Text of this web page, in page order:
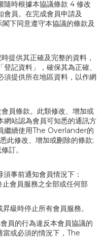
隨時根據本協議條款 4 修改
會員。在完成會員申請及
下同意遵守本協議的條款及
提供其正確及完整的資料，
記資料」，確保其為正確、
須提供所在地區資料，以作網
員條款。此類修改、增加或
網站認為會員可知悉的通訊方
繼續使用The Overlander的
此修改、增加或刪除的條款;
訂。
事前通知會員情況下：
會員服務之全部或任何部
級時停止所有會員服務。
員的行為違反本會員協議的
當或必須的情況下，The